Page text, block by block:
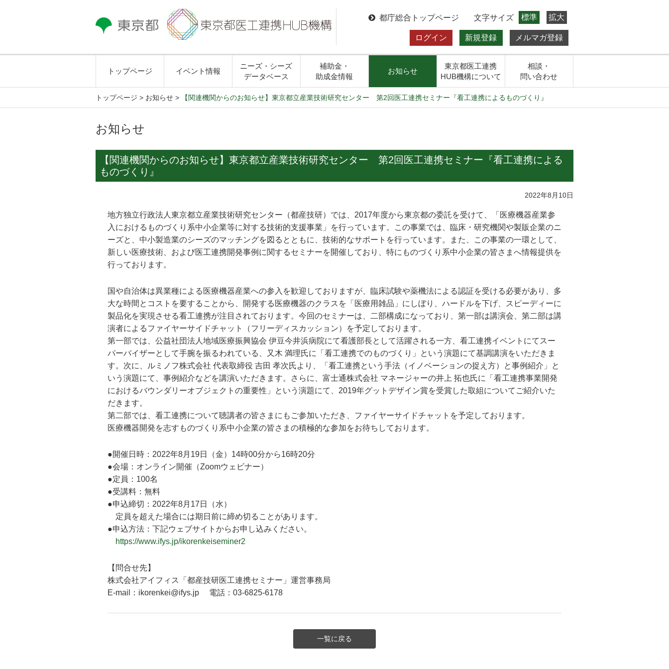
都庁総合トップページ 文字サイズ 標準 拡大
ログイン 新規登録 メルマガ登録
トップページ イベント情報
ニーズ・シーズ
データベース
補助金・
助成金情報
お知らせ
東京都医工連携
HUB機構について
相談・
問い合わせ
トップページ > お知らせ > 【関連機関からのお知らせ】東京都立産業技術研究センター 第2回医工連携セミナー『看工連携によるものづくり』
お知らせ
【関連機関からのお知らせ】東京都立産業技術研究センター 第2回医工連携セミナー『看工連携による
ものづくり』
2022年8月10日
地方独立行政法人東京都立産業技術研究センター（都産技研）では、2017年度から東京都の委託を受けて、「医療機器産業参
入におけるものづくり系中小企業等に対する技術的支援事業」を行っています。この事業では、臨床・研究機関や製販企業のニ
ーズと、中小製造業のシーズのマッチングを図るとともに、技術的なサポートを行っています。また、この事業の一環として、
新しい医療技術、および医工連携開発事例に関するセミナーを開催しており、特にものづくり系中小企業の皆さまへ情報提供を
行っております。
国や自治体は異業種による医療機器産業への参入を歓迎しておりますが、臨床試験や薬機法による認証を受ける必要があり、多
大な時間とコストを要することから、開発する医療機器のクラスを「医療用雑品」にしぼり、ハードルを下げ、スピーディーに
製品化を実現させる看工連携が注目されております。今回のセミナーは、二部構成になっており、第一部は講演会、第二部は講
演者によるファイヤーサイドチャット（フリーディスカッション）を予定しております。
第一部では、公益社団法人地域医療振興協会 伊豆今井浜病院にて看護部長として活躍される一方、看工連携イベントにてスー
パーバイザーとして手腕を振るわれている、又木 満理氏に「看工連携でのものづくり」という演題にて基調講演をいただきま
す。次に、ルミノフ株式会社 代表取締役 吉田 孝次氏より、「看工連携という手法（イノベーションの捉え方）と事例紹介」と
いう演題にて、事例紹介などを講演いただきます。さらに、富士通株式会社 マネージャーの井上 拓也氏に「看工連携事業開発
におけるバウンダリーオブジェクトの重要性」という演題にて、2019年グットデザイン賞を受賞した取組についてご紹介いた
だきます。
第二部では、看工連携について聴講者の皆さまにもご参加いただき、ファイヤーサイドチャットを予定しております。
医療機器開発を志すものづくり系中小企業の皆さまの積極的な参加をお待ちしております。
●開催日時：2022年8月19日（金）14時00分から16時20分
●会場：オンライン開催（Zoomウェビナー）
●定員：100名
●受講料：無料
●申込締切：2022年8月17日（水）
定員を超えた場合には期日前に締め切ることがあります。
●申込方法：下記ウェブサイトからお申し込みください。
https://www.ifys.jp/ikorenkeiseminer2
【問合せ先】
株式会社アイフィス「都産技研医工連携セミナー」運営事務局
E-mail：ikorenkei@ifys.jp 電話：03-6825-6178
一覧に戻る